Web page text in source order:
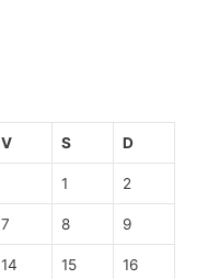
V S D
1 2
7 8 9
14 15 16